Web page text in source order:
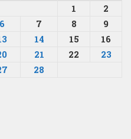
1
2
6 7 8
9
14 15
16
21 22
23
28